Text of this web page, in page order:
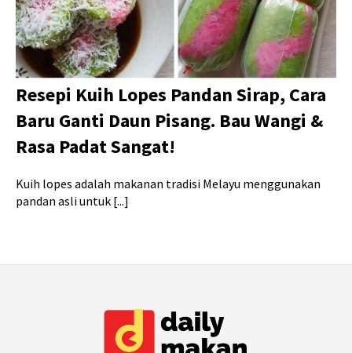
Resepi Kuih Lopes Pandan Sirap, Cara
Baru Ganti Daun Pisang. Bau Wangi &
Rasa Padat Sangat!
Kuih lopes adalah makanan tradisi Melayu menggunakan
pandan asli untuk [...]